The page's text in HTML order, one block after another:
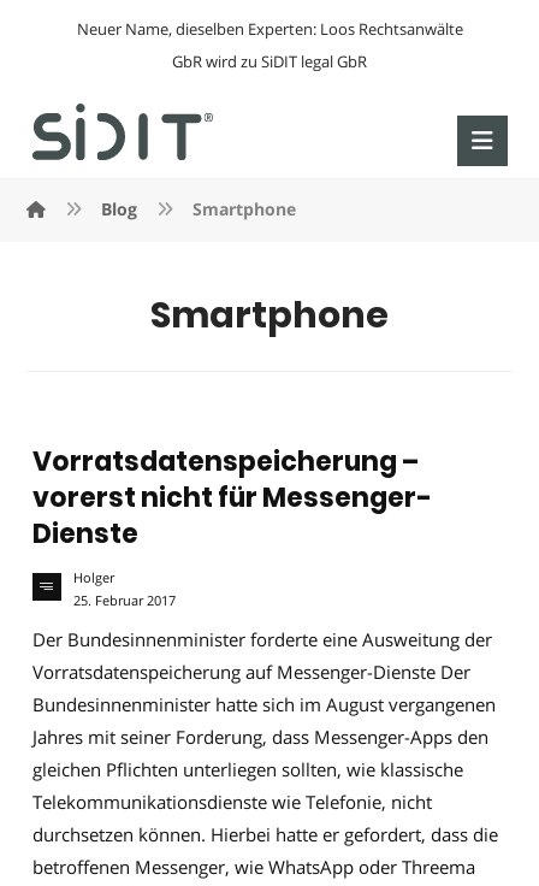
Neuer Name, dieselben Experten: Loos Rechtsanwälte
GbR wird zu SiDIT legal GbR
Blog Smartphone
Smartphone
Vorratsdatenspeicherung –
vorerst nicht für Messenger-
Dienste
Holger
25. Februar 2017
Der Bundesinnenminister forderte eine Ausweitung der
Vorratsdatenspeicherung auf Messenger-Dienste Der
Bundesinnenminister hatte sich im August vergangenen
Jahres mit seiner Forderung, dass Messenger-Apps den
gleichen Pflichten unterliegen sollten, wie klassische
Telekommunikationsdienste wie Telefonie, nicht
durchsetzen können. Hierbei hatte er gefordert, dass die
betroffenen Messenger, wie WhatsApp oder Threema